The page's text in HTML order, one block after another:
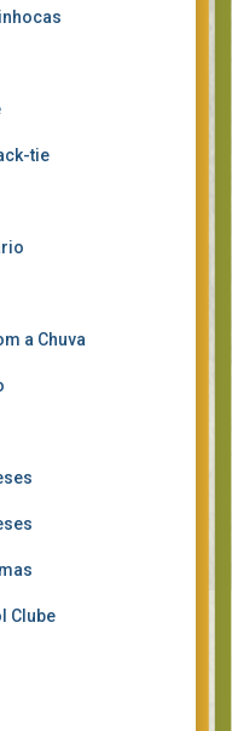
tie
a Chuva
Clube